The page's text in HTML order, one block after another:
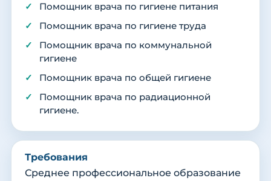
Помощник врача по гигиене питания
Помощник врача по гигиене труда
Помощник врача по коммунальной
гигиене
Помощник врача по общей гигиене
Помощник врача по радиационной
гигиене.
Требования
Среднее профессиональное образование